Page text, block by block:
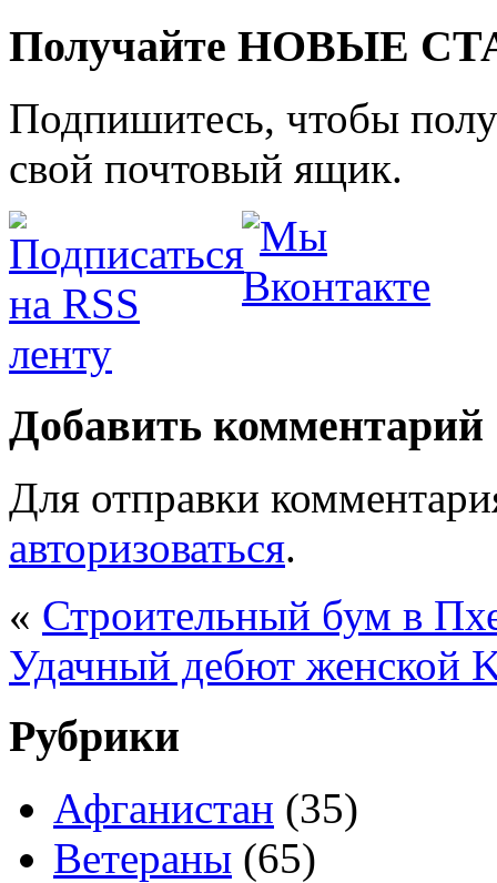
Получайте НОВЫЕ
Подпишитесь, чтобы
свой почтовый ящик.
Добавить комментарий
Для отправки
авторизоваться.
« Строительный бум в
Удачный дебют женской
Рубрики
Афганистан (35)
Ветераны (65)